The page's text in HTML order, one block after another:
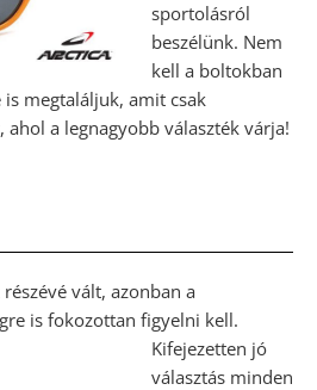
sportolásról
beszélünk. Nem
kell a boltokban
megtaláljuk, amit csak
ahol a legnagyobb választék várja!
vált, azonban a
is fokozottan figyelni kell.
Kifejezetten jó
választás minden